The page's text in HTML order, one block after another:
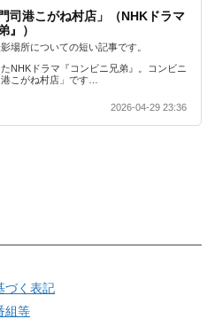
司港こがね村店」（NHKドラマ
』）
場所についての短い記事です。
NHKドラマ『コンビニ兄弟』。コンビニ
港こがね村店」です…
2026-04-29 23:36
づく表記
組等